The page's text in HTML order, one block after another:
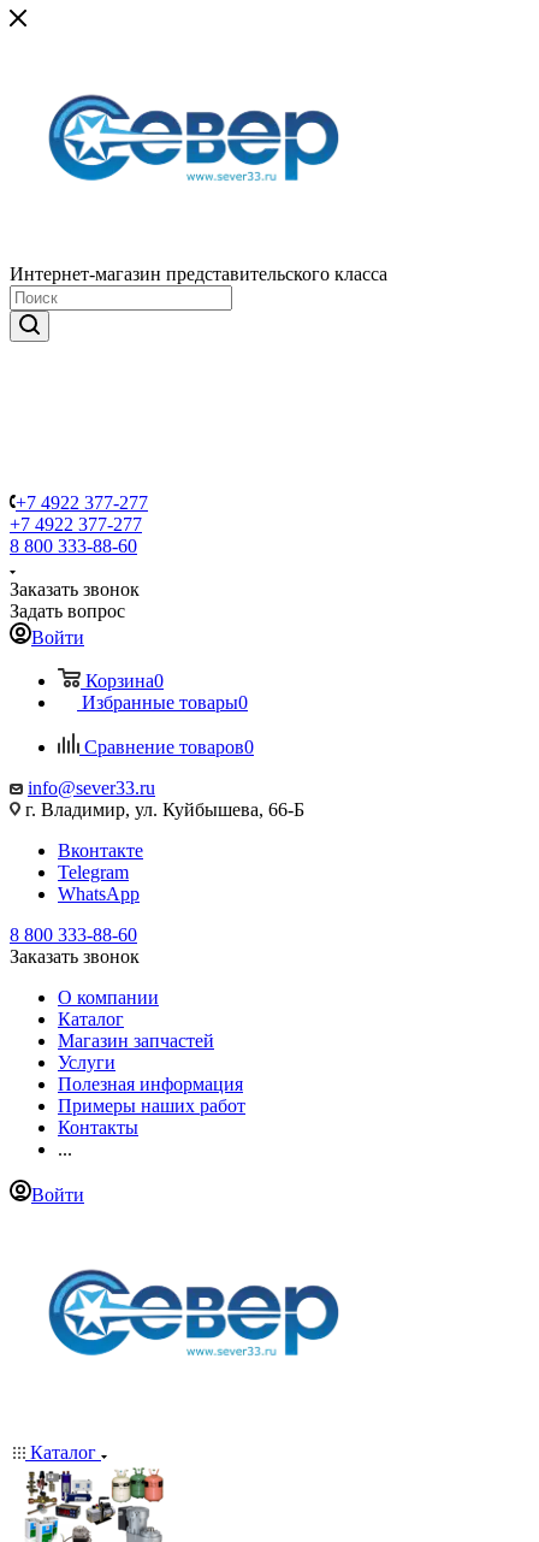
Интернет-магазин представительского класса
+7 4922 377-277
+7 4922 377-277
8 800 333-88-60
Заказать звонок
Задать вопрос
Войти
Корзина0
Избранные товары0
Сравнение товаров0
info@sever33.ru
г. Владимир, ул. Куйбышева, 66-Б
Вконтакте
Telegram
WhatsApp
8 800 333-88-60
Заказать звонок
О компании
Каталог
Магазин запчастей
Услуги
Полезная информация
Примеры наших работ
Контакты
...
Войти
Каталог